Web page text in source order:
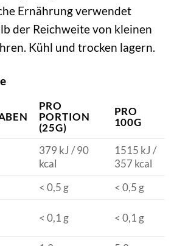
Ernährung verwendet
der Reichweite von kleinen
Kühl und trocken lagern.
PRO
PORTION
(25G)
PRO
100G
379 kJ / 90
kcal
1515 kJ /
357 kcal
< 0,5 g
< 0,5 g
< 0,1 g < 0,1 g